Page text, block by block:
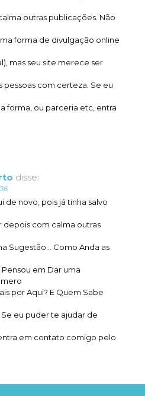
outras publicações. Não
forma de divulgação online
mas seu site merece ser
pessoas com certeza. Se eu
forma, ou parceria etc, entra
disse:
de novo, pois já tinha salvo
depois com calma outras
Sugestão… Como Anda as
em Dar uma
por Aqui? E Quem Sabe
Se eu puder te ajudar de
em contato comigo pelo